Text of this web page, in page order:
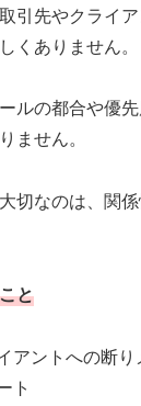
引先やクライ
くありません。
ルの都合や優
ません。
切なのは、関
と
アントへの断
ト